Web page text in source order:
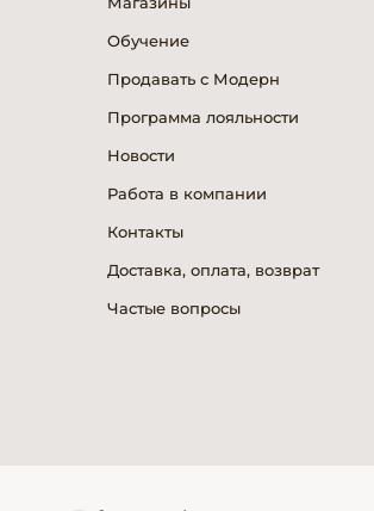
Обучение
Продавать с Модерн
Программа лояльности
Новости
Работа в компании
Контакты
Доставка, оплата, возврат
Частые вопросы